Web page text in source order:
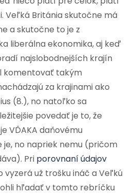
Veľká Británia skutočne má
a skutočne to je z
liberálna ekonomika, aj keď
najslobodnejších krajín
komentovať takým
za krajinami ako
(8.), no natoľko sa
povedať je to, že
VĎAKA daňovému
je, no napriek nemu (pričom
Pri porovnaní údajov
vyzerá už trošku ináč a Veľkú
hľadať v tomto rebríčku